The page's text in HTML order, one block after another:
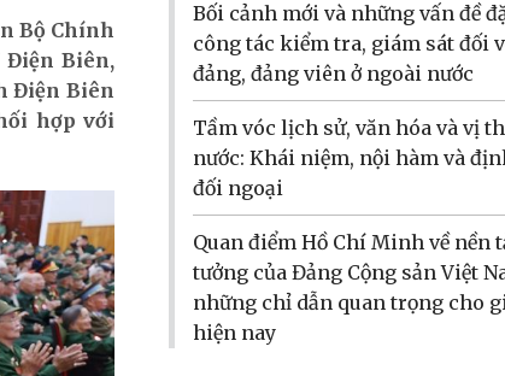
Bộ Chính
Biên,
Điện Biên
hợp với
Bối cảnh mới và những vấn đề
công tác kiểm tra, giám sát đối
đảng, đảng viên ở ngoài nước
Tầm vóc lịch sử, văn hóa và vị
nước: Khái niệm, nội hàm và
đối ngoại
Quan điểm Hồ Chí Minh về nền
tưởng của Đảng Cộng sản Việt
những chỉ dẫn quan trọng cho
hiện nay